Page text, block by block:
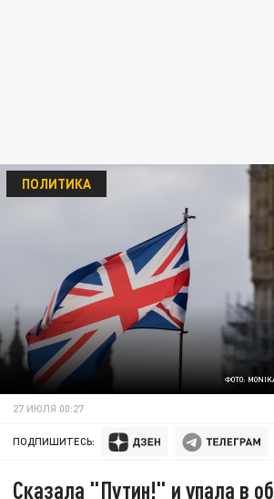
ФОТО: MONIKA
ПОЛИТИКА
27 ИЮЛЯ 00:27
ПОДПИШИТЕСЬ:
Сказала "Путин!" и упала в